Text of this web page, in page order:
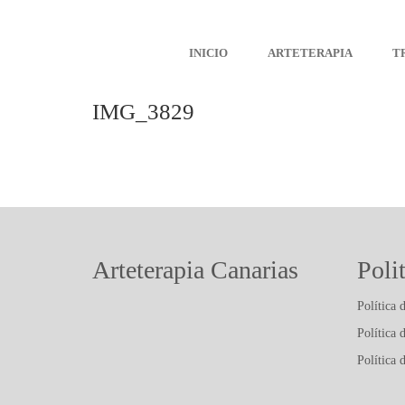
INICIO ARTETERAPIA
IMG_3829
Arteterapia Canarias
Política
Política
Política